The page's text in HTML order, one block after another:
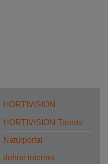
HORTIVISION
HORTIVISION Trends
Naturportal
dehne internet